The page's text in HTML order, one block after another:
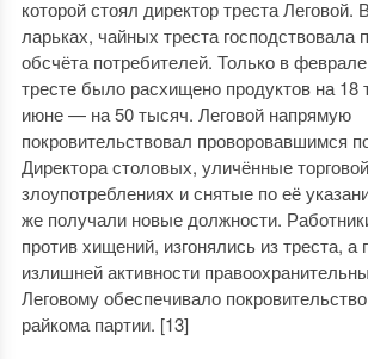
которой стоял директор треста Леговой.
ларьках, чайных треста господствовала
обсчёта потребителей. Только в
тресте было расхищено продуктов на 18
июне — на 50 тысяч. Леговой напрямую
покровительствовал проворовавшимся
Директора столовых, уличённые
злоупотреблениях и снятые по её
же получали новые должности.
против хищений, изгонялись из треста, а
излишней активности
Леговому обеспечивало
райкома партии. [13]